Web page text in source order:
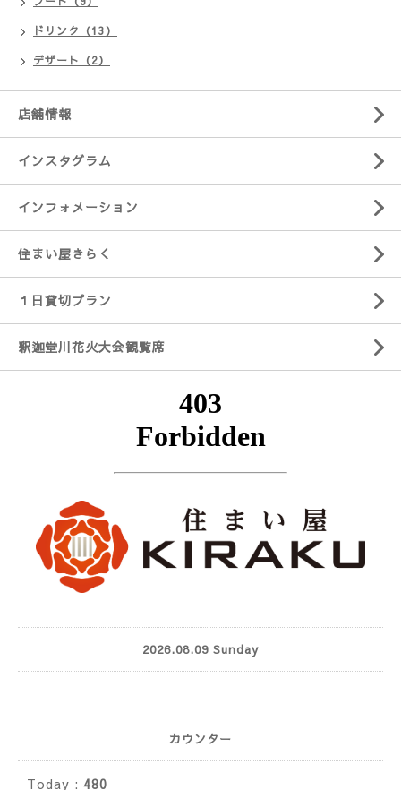
ドリンク（13）
デザート（2）
店舗情報
インスタグラム
インフォメーション
住まい屋きらく
１日貸切プラン
釈迦堂川花火大会観覧席
2026.08.09 Sunday
カウンター
Today : 480